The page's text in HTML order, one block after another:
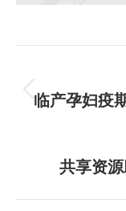
章临产孕妇疫
共享资